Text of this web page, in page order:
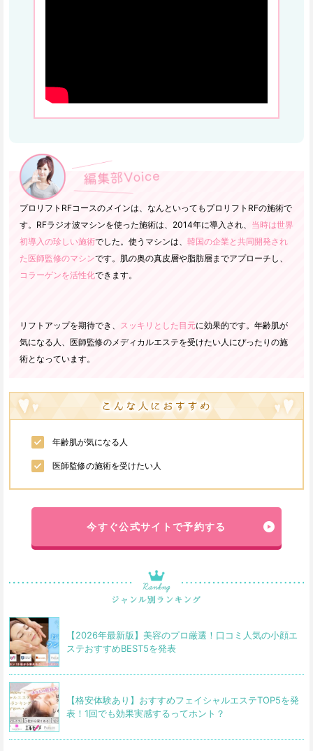
プロリフトRFコースのメインは、なんといってもプロリフトRFの施術で
す。RFラジオ波マシンを使った施術は、2014年に導入され、 当時は世界
初導入の珍しい施術でした。使うマシンは、 韓国の企業と共同開発され
た医師監修のマシンです。肌の奥の真皮層や脂肪層までアプローチし、
コラーゲンを活性化できます。
リフトアップを期待でき、 スッキリとした目元に効果的です。年齢肌が
気になる人、医師監修のメディカルエステを受けたい人にぴったりの施
術となっています。
年齢肌が気になる人
医師監修の施術を受けたい人
今すぐ公式サイトで予約する
【2026年最新版】美容のプロ厳選！口コミ人気の小顔エ
ステおすすめBEST5を発表
【格安体験あり】おすすめフェイシャルエステTOP5を発
表！1回でも効果実感するってホント？